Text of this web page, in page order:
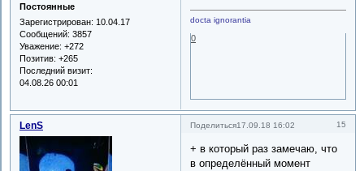
Постоянные
Зарегистрирован: 10.04.17
Сообщений: 3857
Уважение: +272
Позитив: +265
Последний визит:
04.08.26 00:01
docta ignorantia
0
Поделиться 15
17.09.18 16:02
LenS
+ в который раз замечаю, что
в определённый момент